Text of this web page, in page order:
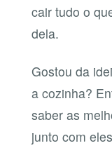
cair tudo o
dela.
Gostou da
a cozinha?
saber as
junto com